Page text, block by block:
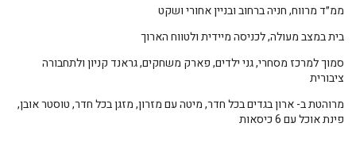
ממ״ד מרווח, חניה ברחוב ובניין אחורי ושקט
בית במצב מעולה, לכניסה מיידית ולטווח הארוך
סמוך למרכז מסחרי, גני ילדים, פארק משחקים, גראנד קניון ולתחבורה
ציבורית
מרוהטת ב- ארון בגדים בכל חדר, מיטה עם מזרון, מזגן בכל חדר, טוסטר אובן,
פינת אוכל עם 6 כיסאות